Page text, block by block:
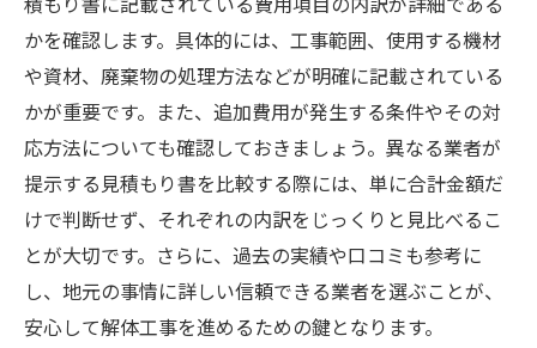
かを確認します。具体的には、工事範囲、使用する機材
や資材、廃棄物の処理方法などが明確に記載されている
かが重要です。また、追加費用が発生する条件やその対
応方法についても確認しておきましょう。異なる業者が
提示する見積もり書を比較する際には、単に合計金額だ
けで判断せず、それぞれの内訳をじっくりと見比べるこ
とが大切です。さらに、過去の実績や口コミも参考に
し、地元の事情に詳しい信頼できる業者を選ぶことが、
安心して解体工事を進めるための鍵となります。